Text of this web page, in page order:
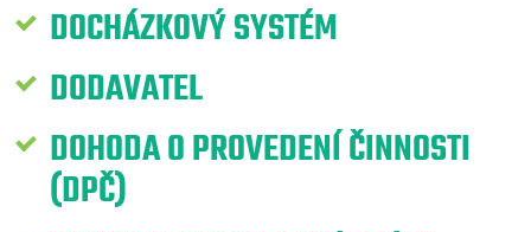
DOCHÁZKOVÝ SYSTÉM
DODAVATEL
DOHODA O PROVEDENÍ ČINNOSTI
(DPČ)